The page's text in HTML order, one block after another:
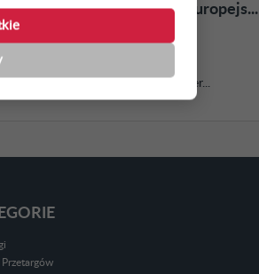
przez Unię Europejs...
C3.1.1. Konkurs Grantowy - Cyber...